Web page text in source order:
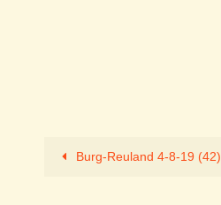
Burg-Reuland 4-8-19 (42)